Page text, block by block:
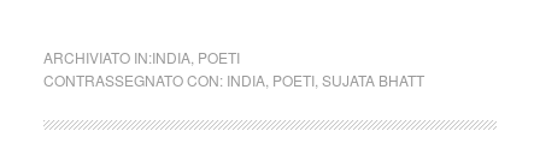
ARCHIVIATO IN:INDIA, POETI
CONTRASSEGNATO CON: INDIA, POETI, SUJATA BHATT